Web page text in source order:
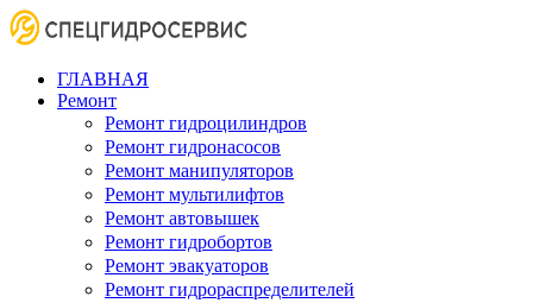
ГЛАВНАЯ
Ремонт
Ремонт гидроцилиндров
Ремонт гидронасосов
Ремонт манипуляторов
Ремонт мультилифтов
Ремонт автовышек
Ремонт гидробортов
Ремонт эвакуаторов
Ремонт гидрораспределителей